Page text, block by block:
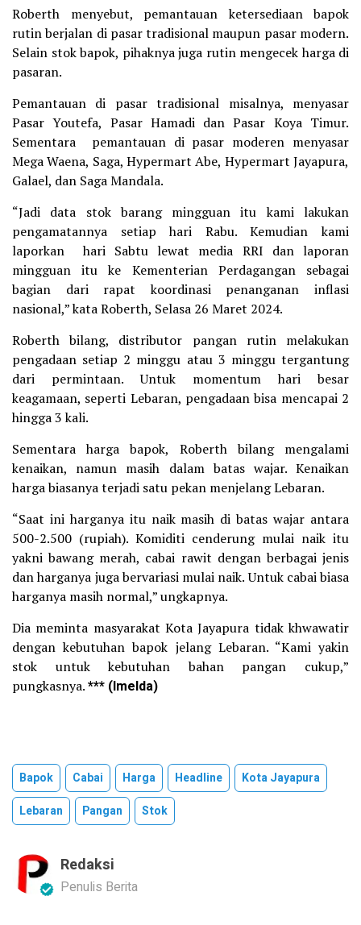
Roberth menyebut, pemantauan ketersediaan bapok
rutin berjalan di pasar tradisional maupun pasar modern.
Selain stok bapok, pihaknya juga rutin mengecek harga di
pasaran.
Pemantauan di pasar tradisional misalnya, menyasar
Pasar Youtefa, Pasar Hamadi dan Pasar Koya Timur.
Sementara pemantauan di pasar moderen menyasar
Mega Waena, Saga, Hypermart Abe, Hypermart Jayapura,
Galael, dan Saga Mandala.
“Jadi data stok barang mingguan itu kami lakukan
pengamatannya setiap hari Rabu. Kemudian kami
laporkan hari Sabtu lewat media RRI dan laporan
mingguan itu ke Kementerian Perdagangan sebagai
bagian dari rapat koordinasi penanganan inflasi
nasional,” kata Roberth, Selasa 26 Maret 2024.
Roberth bilang, distributor pangan rutin melakukan
pengadaan setiap 2 minggu atau 3 minggu tergantung
dari permintaan. Untuk momentum hari besar
keagamaan, seperti Lebaran, pengadaan bisa mencapai 2
hingga 3 kali.
Sementara harga bapok, Roberth bilang mengalami
kenaikan, namun masih dalam batas wajar. Kenaikan
harga biasanya terjadi satu pekan menjelang Lebaran.
“Saat ini harganya itu naik masih di batas wajar antara
500-2.500 (rupiah). Komiditi cenderung mulai naik itu
yakni bawang merah, cabai rawit dengan berbagai jenis
dan harganya juga bervariasi mulai naik. Untuk cabai biasa
harganya masih normal,” ungkapnya.
Dia meminta masyarakat Kota Jayapura tidak khwawatir
dengan kebutuhan bapok jelang Lebaran. “Kami yakin
stok untuk kebutuhan bahan pangan cukup,”
pungkasnya.*** (Imelda)
Bapok Cabai Harga Headline
Kota Jayapura
Lebaran
Pangan Stok
Redaksi
Penulis Berita